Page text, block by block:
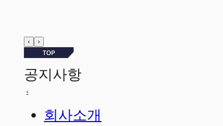
‹ ›
공지사항
‹
풍성한 한가위 보내시길바랍니다.
2026년 새해 복 많이 받으세요
여름휴가 안전하게 다녀오세요!
2025.6.3 대통령선거 2025-05-30
회사소개